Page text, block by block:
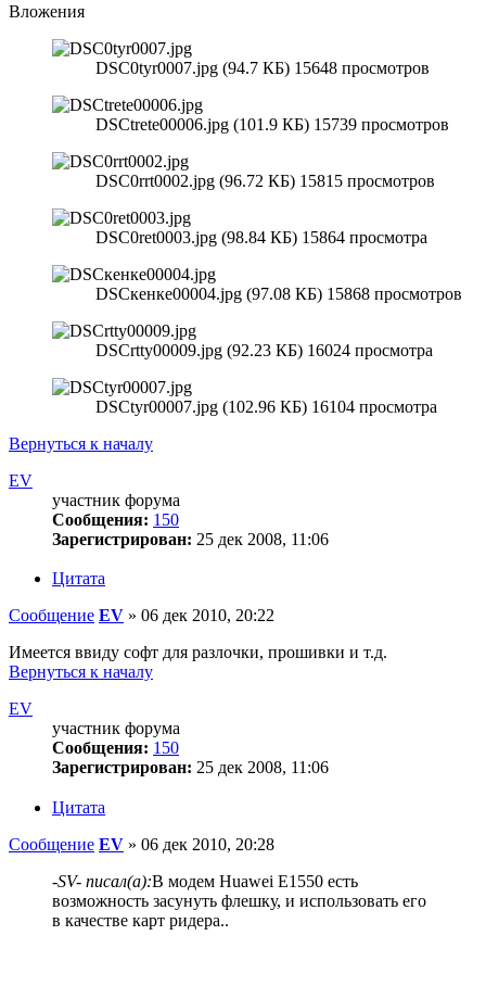
Вложения
DSC0tyr0007.jpg (94.7 КБ) 15648 просмотров
DSCtrete00006.jpg (101.9 КБ) 15739 просмотров
DSC0rrt0002.jpg (96.72 КБ) 15815 просмотров
DSC0ret0003.jpg (98.84 КБ) 15864 просмотра
DSCкенке00004.jpg (97.08 КБ) 15868 просмотров
DSCrtty00009.jpg (92.23 КБ) 16024 просмотра
DSCtyr00007.jpg (102.96 КБ) 16104 просмотра
Вернуться к началу
EV
участник форума
Сообщения: 150
Зарегистрирован: 25 дек 2008, 11:06
Цитата
Сообщение EV » 06 дек 2010, 20:22
Имеется ввиду софт для разлочки, прошивки и т.д.
Вернуться к началу
EV
участник форума
Сообщения: 150
Зарегистрирован: 25 дек 2008, 11:06
Цитата
Сообщение EV » 06 дек 2010, 20:28
-SV- писал(а):В модем Huawei E1550 есть
возможность засунуть флешку, и использовать его
в качестве карт ридера..